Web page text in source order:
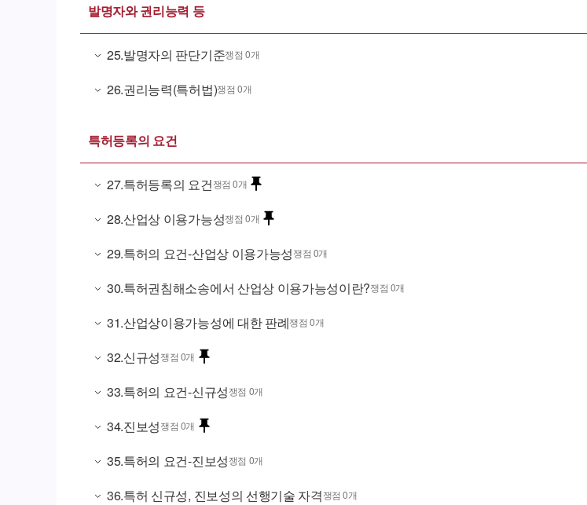
발명자와 권리능력 등
25.발명자의 판단기준쟁점 0개
26.권리능력(특허법)쟁점 0개
특허등록의 요건
27.특허등록의 요건쟁점 0개
28.산업상 이용가능성쟁점 0개
29.특허의 요건-산업상 이용가능성쟁점 0개
30.특허권침해소송에서 산업상 이용가능성이란?쟁점 0개
31.산업상이용가능성에 대한 판례쟁점 0개
32.신규성쟁점 0개
33.특허의 요건-신규성쟁점 0개
34.진보성쟁점 0개
35.특허의 요건-진보성쟁점 0개
36.특허 신규성, 진보성의 선행기술 자격쟁점 0개